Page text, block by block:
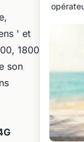
' et
1800
son